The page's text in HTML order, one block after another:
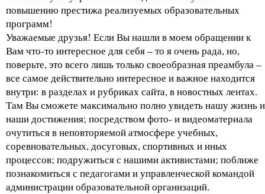
повышению престижа реализуемых образовательных
программ!
Уважаемые друзья! Если Вы нашли в моем обращении к
Вам что-то интересное для себя – то я очень рада, но,
поверьте, это всего лишь только своеобразная преамбула –
все самое действительно интересное и важное находится
внутри: в разделах и рубриках сайта, в новостных лентах.
Там Вы сможете максимально полно увидеть нашу жизнь и
наши достижения; посредством фото- и видеоматериала
очутиться в неповторяемой атмосфере учебных,
соревновательных, досуговых, спортивных и иных
процессов; подружиться с нашими активистами; поближе
познакомиться с педагогами и управленческой командой
администрации образовательной организаций.